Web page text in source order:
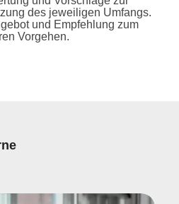
des jeweiligen Umfangs.
und Empfehlung zum
Vorgehen.